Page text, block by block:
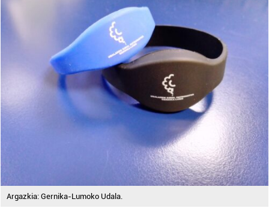
Argazkia: Gernika-Lumoko Udala.